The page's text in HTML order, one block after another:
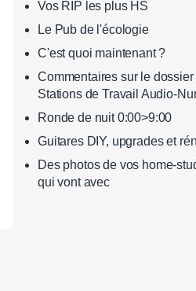
Vos RIP les plus HS
Le Pub de l'écologie
C'est quoi maintenant ?
Commentaires sur le dossier
Stations de Travail Audio-
Ronde de nuit 0:00>9:00
Guitares DIY, upgrades et
Des photos de vos home-
qui vont avec